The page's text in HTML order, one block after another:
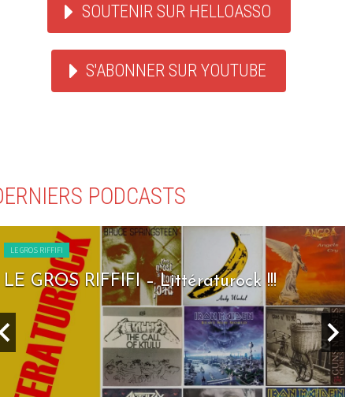
SOUTENIR SUR HELLOASSO
S'ABONNER SUR YOUTUBE
PODCASTS
LE GROS RIFFIFI
LE GROS RIFFIFI – Seven Days To Rock !!!